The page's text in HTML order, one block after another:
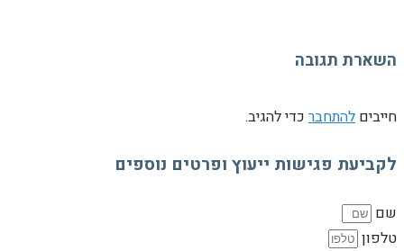
השארת תגובה
חייבים להתחבר כדי להגיב.
לקביעת פגישות ייעוץ ופרטים נוספים
שם
טלפון